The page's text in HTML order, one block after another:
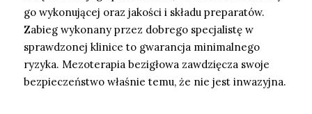
go wykonującej oraz jakości i składu preparatów.
Zabieg wykonany przez dobrego specjalistę w
sprawdzonej klinice to gwarancja minimalnego
ryzyka. Mezoterapia bezigłowa zawdzięcza swoje
bezpieczeństwo właśnie temu, że nie jest inwazyjna.